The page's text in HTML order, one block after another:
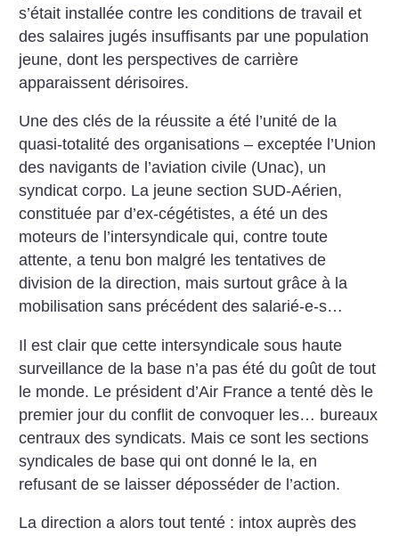
s’était installée contre les conditions de travail et
des salaires jugés insuffisants par une population
jeune, dont les perspectives de carrière
apparaissent dérisoires.
Une des clés de la réussite a été l’unité de la
quasi-totalité des organisations – exceptée l’Union
des navigants de l’aviation civile (Unac), un
syndicat corpo. La jeune section SUD-Aérien,
constituée par d’ex-cégétistes, a été un des
moteurs de l’intersyndicale qui, contre toute
attente, a tenu bon malgré les tentatives de
division de la direction, mais surtout grâce à la
mobilisation sans précédent des salarié-e-s…
Il est clair que cette intersyndicale sous haute
surveillance de la base n’a pas été du goût de tout
le monde. Le président d’Air France a tenté dès le
premier jour du conflit de convoquer les… bureaux
centraux des syndicats. Mais ce sont les sections
syndicales de base qui ont donné le la, en
refusant de se laisser déposséder de l’action.
La direction a alors tout tenté : intox auprès des